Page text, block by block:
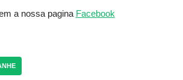
a nossa pagina Facebook